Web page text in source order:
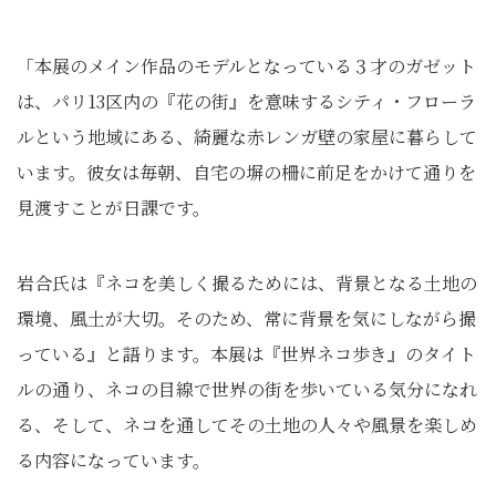
「本展のメイン作品のモデルとなっている３才のガゼット
は、パリ13区内の『花の街』を意味するシティ・フローラ
ルという地域にある、綺麗な赤レンガ壁の家屋に暮らして
います。彼女は毎朝、自宅の塀の柵に前足をかけて通りを
見渡すことが日課です。
岩合氏は『ネコを美しく撮るためには、背景となる土地の
環境、風土が大切。そのため、常に背景を気にしながら撮
っている』と語ります。本展は『世界ネコ歩き』のタイト
ルの通り、ネコの目線で世界の街を歩いている気分になれ
る、そして、ネコを通してその土地の人々や風景を楽しめ
る内容になっています。